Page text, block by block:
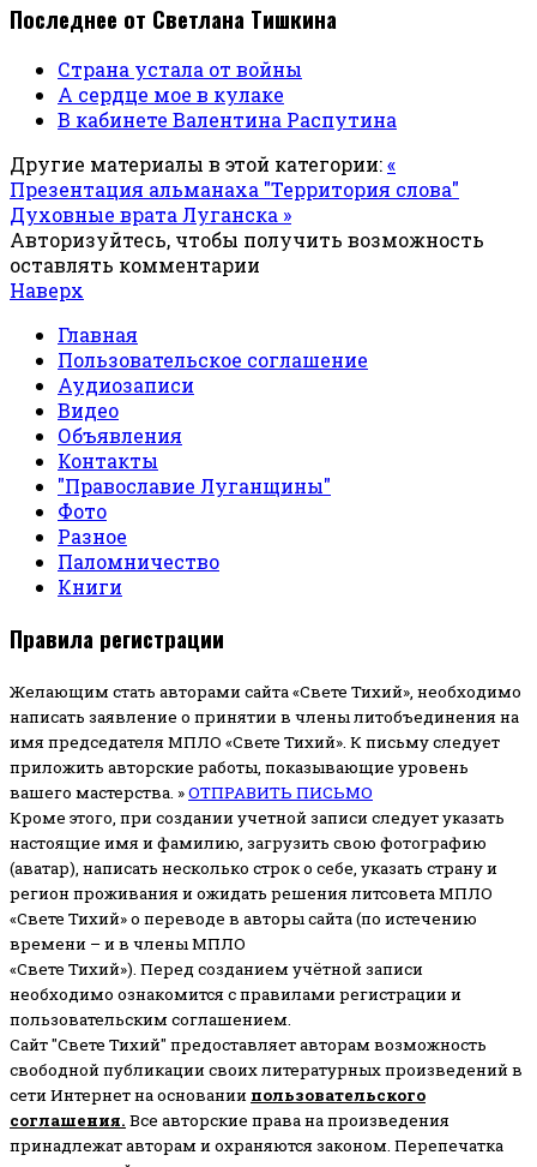
Последнее от Светлана Тишкина
Страна устала от войны
А сердце мое в кулаке
В кабинете Валентина Распутина
Другие материалы в этой категории:«
Презентация альманаха "Территория слова"
Духовные врата Луганска »
Авторизуйтесь, чтобы получить возможность
оставлять комментарии
Наверх
Главная
Пользовательское соглашение
Аудиозаписи
Видео
Объявления
Контакты
"Православие Луганщины"
Фото
Разное
Паломничество
Книги
Правила регистрации
Желающим стать авторами сайта «Свете Тихий», необходимо
написать заявление о принятии в члены литобъединения на
имя председателя МПЛО «Свете Тихий». К письму следует
приложить авторские работы, показывающие уровень
вашего мастерства. »ОТПРАВИТЬ ПИСЬМО
Кроме этого, при создании учетной записи следует указать
настоящие имя и фамилию, загрузить свою фотографию
(аватар), написать несколько строк о себе, указать страну и
регион проживания и ожидать решения литсовета МПЛО
«Свете Тихий» о переводе в авторы сайта (по истечению
времени – и в члены МПЛО
«Свете Тихий»). Перед созданием учётной записи
необходимо ознакомится с правилами регистрации и
пользовательским соглашением.
Сайт "Свете Тихий" предоставляет авторам возможность
свободной публикации своих литературных произведений в
сети Интернет на основании пользовательского
соглашения. Все авторские права на произведения
принадлежат авторам и охраняются законом. Перепечатка